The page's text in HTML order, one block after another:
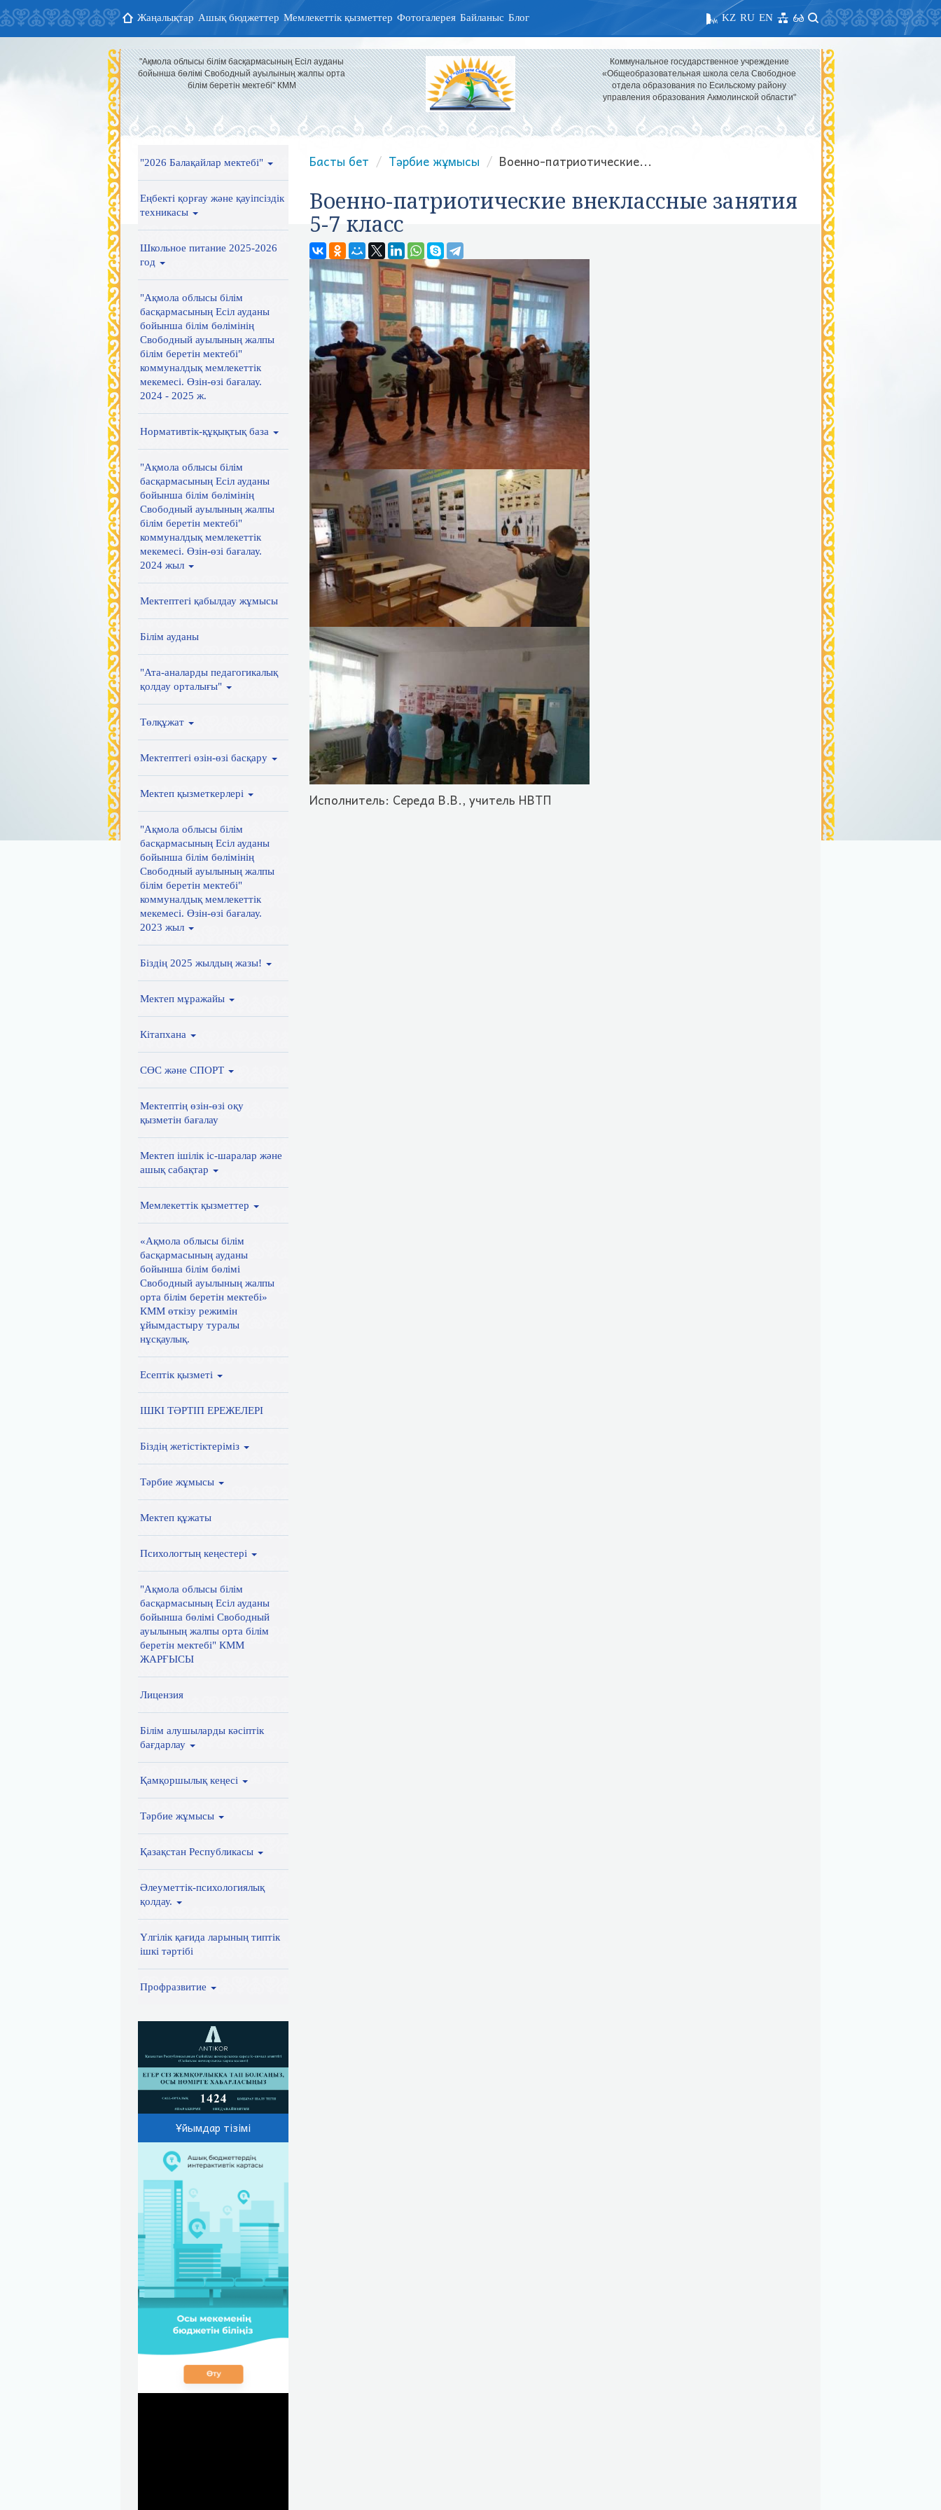
Жаңалықтар Ашық бюджеттер Мемлекеттік қызметтер Фотогалерея Байланыс Блог EN
RU
KZ
"Ақмола облысы білім басқармасының Есіл ауданы
бойынша бөлімі Свободный ауылының жалпы орта
білім беретін мектебі" КММ
Коммунальное государственное учреждение
«Общеобразовательная школа села Свободное
отдела образования по Есильскому району
управления образования Акмолинской области"
"2026 Балақайлар мектебі"
Еңбекті қорғау және қауіпсіздік
техникасы
Школьное питание 2025-2026
год
"Ақмола облысы білім
басқармасының Есіл ауданы
бойынша білім бөлімінің
Свободный ауылының жалпы
білім беретін мектебі"
коммуналдық мемлекеттік
мекемесі. Өзін-өзі бағалау.
2024 - 2025 ж.
Нормативтік-құқықтық база
"Ақмола облысы білім
басқармасының Есіл ауданы
бойынша білім бөлімінің
Свободный ауылының жалпы
білім беретін мектебі"
коммуналдық мемлекеттік
мекемесі. Өзін-өзі бағалау.
2024 жыл
Мектептегі қабылдау жұмысы
Білім ауданы
"Ата-аналарды педагогикалық
қолдау орталығы"
Төлқұжат
Мектептегі өзін-өзі басқару
Мектеп қызметкерлері
"Ақмола облысы білім
басқармасының Есіл ауданы
бойынша білім бөлімінің
Свободный ауылының жалпы
білім беретін мектебі"
коммуналдық мемлекеттік
мекемесі. Өзін-өзі бағалау.
2023 жыл
Біздің 2025 жылдың жазы!
Мектеп мұражайы
Кітапхана
СӨС және СПОРТ
Мектептің өзін-өзі оқу
қызметін бағалау
Мектеп ішілік іс-шаралар және
ашық сабақтар
Мемлекеттік қызметтер
«Ақмола облысы білім
басқармасының ауданы
бойынша білім бөлімі
Свободный ауылының жалпы
орта білім беретін мектебі»
КММ өткізу режимін
ұйымдастыру туралы
нұсқаулық.
Есептік қызметі
ІШКІ ТӘРТІП ЕРЕЖЕЛЕРІ
Біздің жетістіктеріміз
Тәрбие жұмысы
Мектеп құжаты
Психологтың кеңестері
"Ақмола облысы білім
басқармасының Есіл ауданы
бойынша бөлімі Свободный
ауылының жалпы орта білім
беретін мектебі" КММ
ЖАРҒЫСЫ
Лицензия
Білім алушыларды кәсіптік
бағдарлау
Қамқоршылық кеңесі
Тәрбие жұмысы
Қазақстан Республикасы
Әлеуметтік-психологиялық
қолдау.
Үлгілік қағида ларының типтік
ішкі тәртібі
Профразвитие
Ұйымдар тізімі
Басты бет Тәрбие жұмысы Военно-патриотические...
Военно-патриотические внеклассные занятия
5-7 класс
Исполнитель: Середа В.В., учитель НВТП